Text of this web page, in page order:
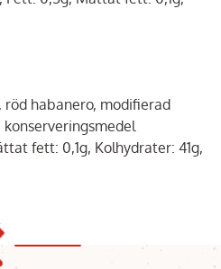
habanero, modifierad
fett: 0,1g, Kolhydrater: 41g,